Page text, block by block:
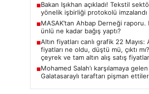
■Bakan Işıkhan açıkladı! Tekstil
yönelik işbirliği protokolü imzalandı
■MASAK’tan Ahbap Derneği raporu.
ünlü ne kadar bağış yaptı?
■Altın fiyatları canlı grafik 22 Mayıs:
fiyatları ne oldu, düştü mü, çıktı
çeyrek ve tam altın alış satış
■Mohamed Salah’ı karşılamaya gelen
Galatasaraylı taraftarı pişman